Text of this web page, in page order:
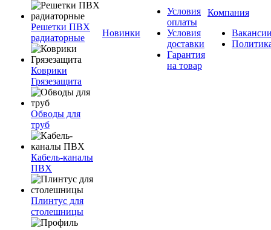
Решетки ПВХ
радиаторные
Коврики
Грязезащита
Обводы для
труб
Кабель-каналы
ПВХ
Плинтус для
столешницы
Новинки
Условия
оплаты
Условия
доставки
Гарантия
на товар
Компания